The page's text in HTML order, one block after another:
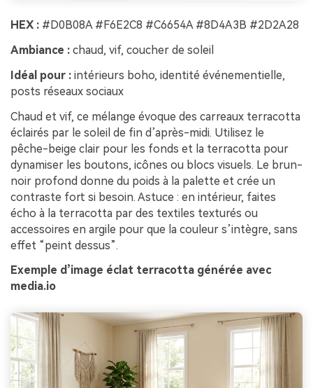
HEX : #D0B08A #F6E2C8 #C6654A #8D4A3B #2D2A28
Ambiance : chaud, vif, coucher de soleil
Idéal pour : intérieurs boho, identité événementielle,
posts réseaux sociaux
Chaud et vif, ce mélange évoque des carreaux terracotta
éclairés par le soleil de fin d’après-midi. Utilisez le
pêche-beige clair pour les fonds et la terracotta pour
dynamiser les boutons, icônes ou blocs visuels. Le brun-
noir profond donne du poids à la palette et crée un
contraste fort si besoin. Astuce : en intérieur, faites
écho à la terracotta par des textiles texturés ou
accessoires en argile pour que la couleur s’intègre, sans
effet “peint dessus”.
Exemple d’image éclat terracotta générée avec
media.io